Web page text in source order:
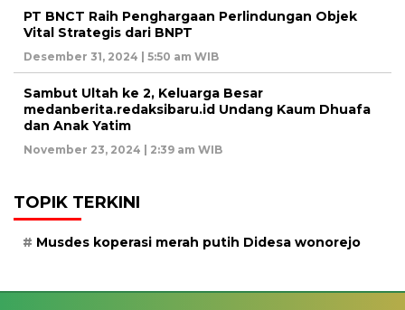
PT BNCT Raih Penghargaan Perlindungan Objek
Vital Strategis dari BNPT
Desember 31, 2024 | 5:50 am WIB
Sambut Ultah ke 2, Keluarga Besar
medanberita.redaksibaru.id Undang Kaum Dhuafa
dan Anak Yatim
November 23, 2024 | 2:39 am WIB
TOPIK TERKINI
Musdes koperasi merah putih Didesa wonorejo